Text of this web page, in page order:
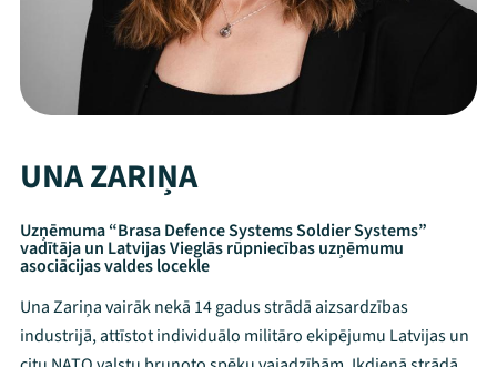
UNA ZARIŅA
Uzņēmuma “Brasa Defence Systems Soldier Systems”
vadītāja un Latvijas Vieglās rūpniecības uzņēmumu
asociācijas valdes locekle
Una Zariņa vairāk nekā 14 gadus strādā aizsardzības
industrijā, attīstot individuālo militāro ekipējumu Latvijas un